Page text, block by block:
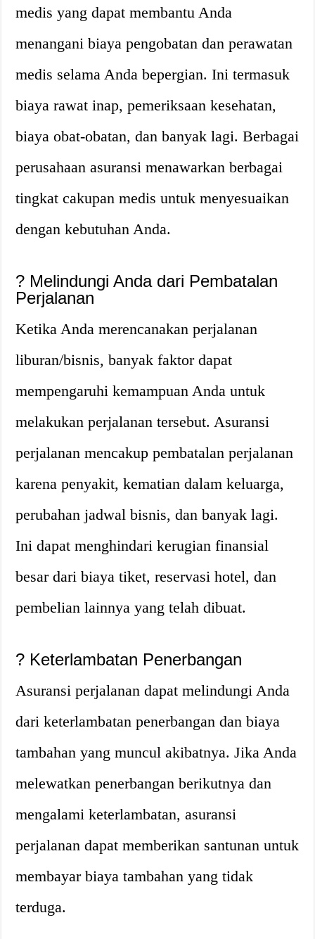
medis yang dapat membantu Anda
menangani biaya pengobatan dan perawatan
medis selama Anda bepergian. Ini termasuk
biaya rawat inap, pemeriksaan kesehatan,
biaya obat-obatan, dan banyak lagi. Berbagai
perusahaan asuransi menawarkan berbagai
tingkat cakupan medis untuk menyesuaikan
dengan kebutuhan Anda.
? Melindungi Anda dari Pembatalan
Perjalanan
Ketika Anda merencanakan perjalanan
liburan/bisnis, banyak faktor dapat
mempengaruhi kemampuan Anda untuk
melakukan perjalanan tersebut. Asuransi
perjalanan mencakup pembatalan perjalanan
karena penyakit, kematian dalam keluarga,
perubahan jadwal bisnis, dan banyak lagi.
Ini dapat menghindari kerugian finansial
besar dari biaya tiket, reservasi hotel, dan
pembelian lainnya yang telah dibuat.
? Keterlambatan Penerbangan
Asuransi perjalanan dapat melindungi Anda
dari keterlambatan penerbangan dan biaya
tambahan yang muncul akibatnya. Jika Anda
melewatkan penerbangan berikutnya dan
mengalami keterlambatan, asuransi
perjalanan dapat memberikan santunan untuk
membayar biaya tambahan yang tidak
terduga.